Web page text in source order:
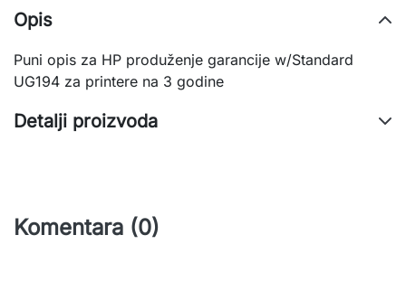
Opis
Puni opis za HP produženje garancije w/Standard
UG194 za printere na 3 godine
Detalji proizvoda
Komentara (0)